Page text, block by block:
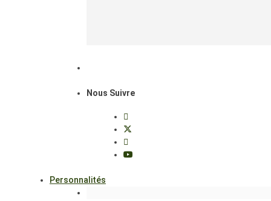
Nous Suivre
Personnalités